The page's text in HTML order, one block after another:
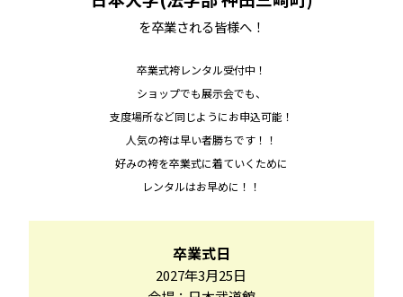
を卒業される皆様へ！
卒業式袴レンタル受付中！
ショップでも展示会でも、
支度場所など同じようにお申込可能！
人気の袴は早い者勝ちです！！
好みの袴を卒業式に着ていくために
レンタルはお早めに！！
卒業式日
2027年3月25日